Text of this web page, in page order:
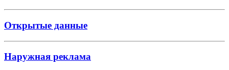
Открытые данные
Наружная реклама